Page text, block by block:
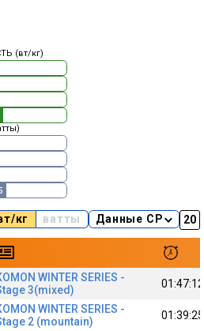
(вт/кг)
кг ватты Данные CP
WINTER SERIES -
3(mixed)
01:47:12
WINTER SERIES -
2 (mountain)
01:39:25